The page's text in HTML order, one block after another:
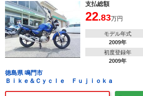
支払総額
22.83万円
モデル年式
2009年
初度登録年
2009年
徳島県 鳴門市
Ｂｉｋｅ＆Ｃｙｃｌｅ Ｆｕｊｉｏｋａ